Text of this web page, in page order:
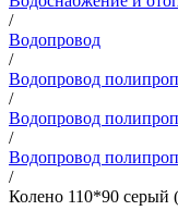
/
Водопровод
/
Водопровод
/
Водопровод
/
Водопровод
/
Колено 110*90